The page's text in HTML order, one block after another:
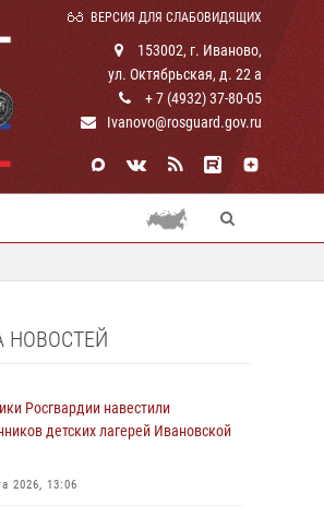
ВЕРСИЯ ДЛЯ СЛАБОВИДЯЩИХ
153002, г. Иваново,
ул. Октябрьская, д. 22 а
+ 7 (4932) 37-80-05
Ivanovo@rosguard.gov.ru
НОВОСТЕЙ
Росгвардии навестили
детских лагерей Ивановской
2026, 13:06